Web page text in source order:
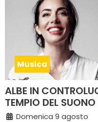
Musica
ALBE IN
TEMPIO DEL SUONO
Domenica 9 agosto